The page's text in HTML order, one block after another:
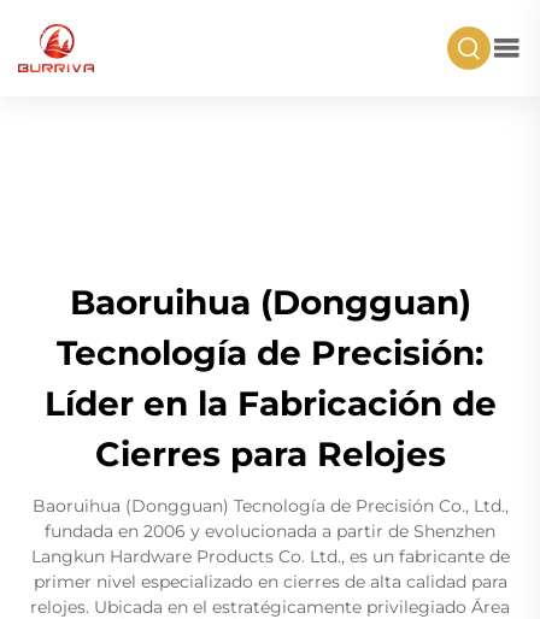
Baoruihua (Dongguan)
Tecnología de Precisión:
Líder en la Fabricación de
Cierres para Relojes
Baoruihua (Dongguan) Tecnología de Precisión Co., Ltd.,
fundada en 2006 y evolucionada a partir de Shenzhen
Langkun Hardware Products Co. Ltd., es un fabricante de
primer nivel especializado en cierres de alta calidad para
relojes. Ubicada en el estratégicamente privilegiado Área